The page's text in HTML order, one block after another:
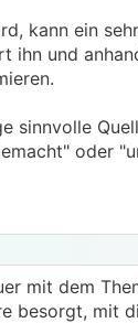
kann ein
und
sinnvolle
oder
mit dem
besorgt, mit